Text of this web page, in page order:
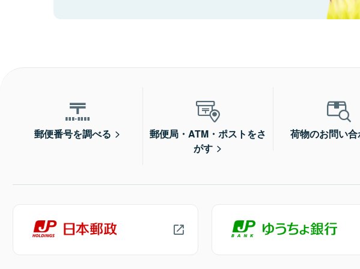
郵便番号を調べる
郵便局・ATM・ポストをさ
がす
荷物のお問い